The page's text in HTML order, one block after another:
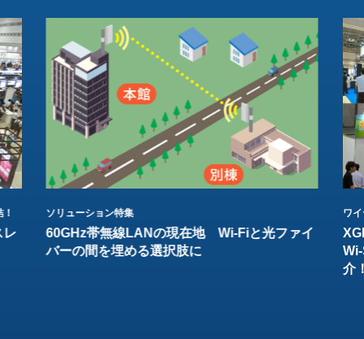
レ
ソリューション特集
60GHz帯無線LANの現在地 Wi-Fiと光ファイ
バーの間を埋める選択肢に
ワ
介